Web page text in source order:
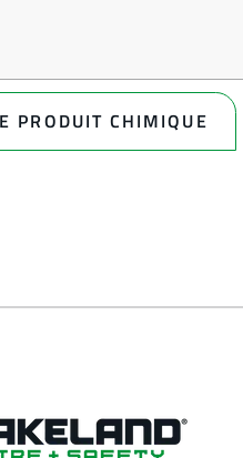
PRODUIT CHIMIQUE